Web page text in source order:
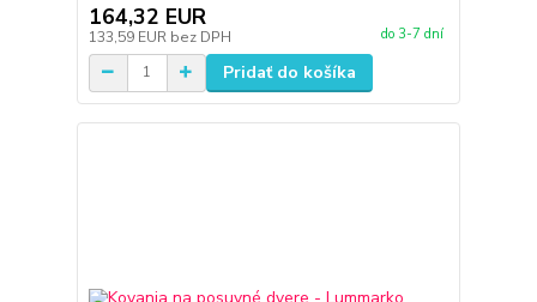
164,32 EUR
133,59 EUR bez DPH do 3-7 dní
Pridať do košíka